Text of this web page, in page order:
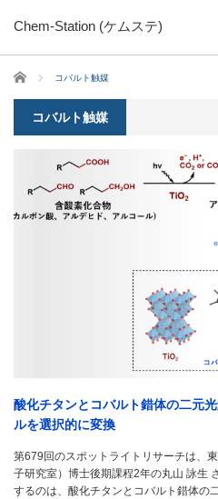
Chem-Station (ケムステ)
ホーム コバルト触媒
コバルト触媒
酸化チタンとコバルト錯体の二元
ルを選択的に変換
第679回のスポットライトリサーチは、
子研究室）博士後期課程2年の丸山 詠生
するのは、酸化チタンとコバルト錯体の